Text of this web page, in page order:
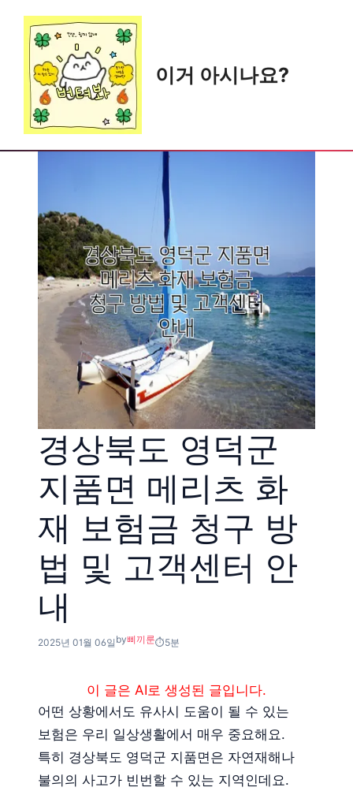
content
이거 아시나요?
경상북도 영덕군
지품면 메리츠 화
재 보험금 청구 방
법 및 고객센터 안
내
2025년 01월 06일 by삐끼룬 5분
이 글은 AI로 생성된 글입니다.
어떤 상황에서도 유사시 도움이 될 수 있는
보험은 우리 일상생활에서 매우 중요해요.
특히 경상북도 영덕군 지품면은 자연재해나
불의의 사고가 빈번할 수 있는 지역인데요.